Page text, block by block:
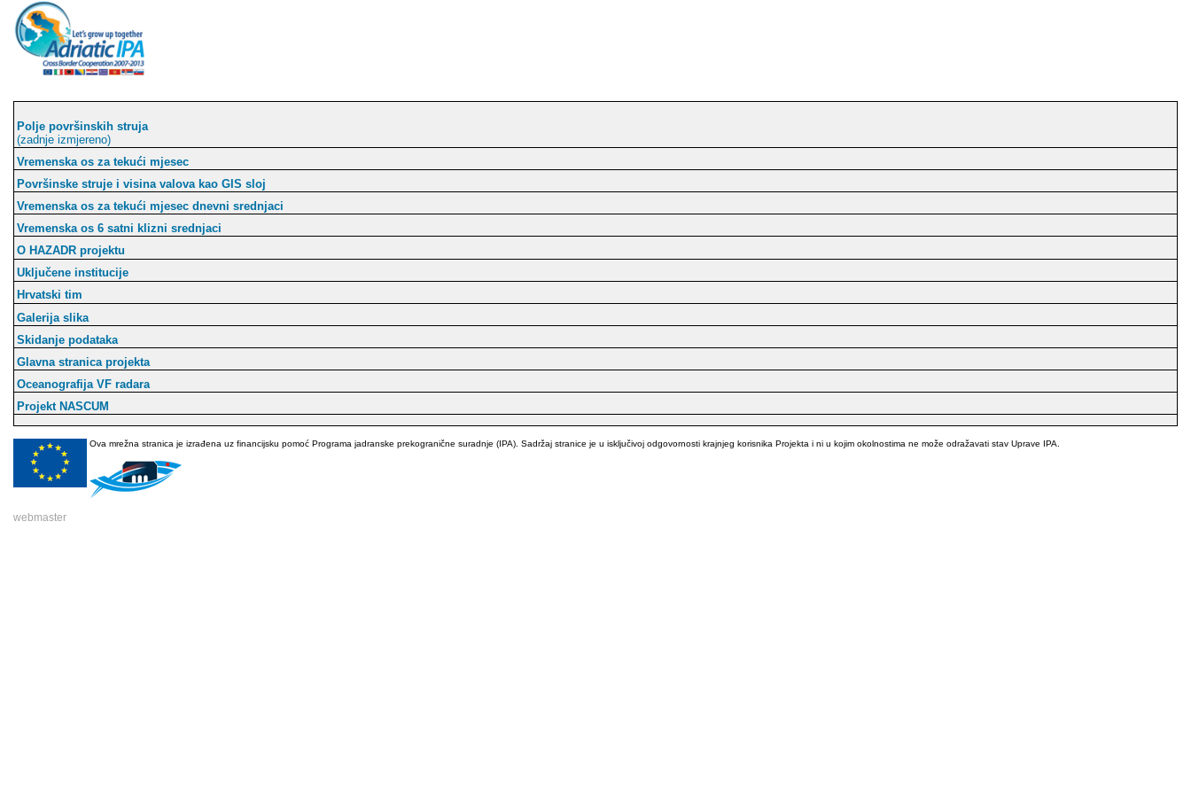
Polje površinskih struja
(zadnje izmjereno)
Vremenska os za tekući mjesec
Površinske struje i visina valova kao GIS sloj
Vremenska os za tekući mjesec dnevni srednjaci
Vremenska os 6 satni klizni srednjaci
O HAZADR projektu
Uključene institucije
Hrvatski tim
Galerija slika
Skidanje podataka
Glavna stranica projekta
Oceanografija VF radara
Projekt NASCUM
Ova mrežna stranica je izrađena uz financijsku pomoć Programa jadranske prekogranične suradnje (IPA). Sadržaj stranice je u isključivoj odgovornosti krajnjeg korisnika Projekta i ni u kojim okolnostima ne može odražavati stav Uprave IPA.
webmaster